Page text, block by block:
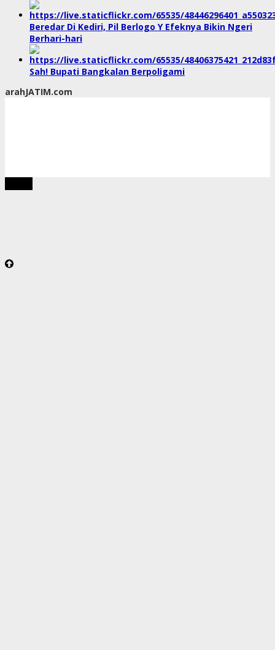
Beredar Di Kediri, Pil Berlogo Y Efeknya Bikin Ngeri
Berhari-hari
Sah! Bupati Bangkalan Berpoligami
arahJATIM.com